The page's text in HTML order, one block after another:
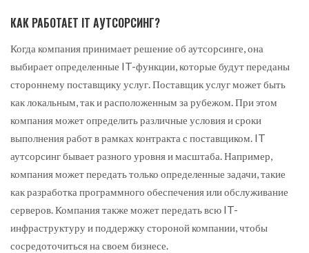
КАК РАБОТАЕТ IT АУТСОРСИНГ?
Когда компания принимает решение об аутсорсинге, она
выбирает определенные IT-функции, которые будут переданы
стороннему поставщику услуг. Поставщик услуг может быть
как локальным, так и расположенным за рубежом. При этом
компания может определить различные условия и сроки
выполнения работ в рамках контракта с поставщиком. IT
аутсорсинг бывает разного уровня и масштаба. Например,
компания может передать только определенные задачи, такие
как разработка программного обеспечения или обслуживание
серверов. Компания также может передать всю IT-
инфраструктуру и поддержку стороной компании, чтобы
сосредоточиться на своем бизнесе.